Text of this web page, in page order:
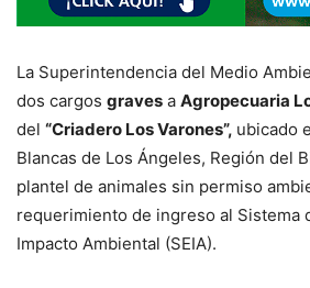
La Superintendencia del Medio
dos cargos graves a Agropecuaria
del “Criadero Los Varones”, ubicado
Blancas de Los Ángeles, Región del
plantel de animales sin permiso
requerimiento de ingreso al Sistema
Impacto Ambiental (SEIA).